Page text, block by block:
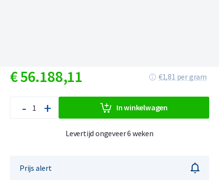
€56.188,11 €1,81 per gram
- + In winkelwagen
Levertijd ongeveer 6 weken
Prijs alert